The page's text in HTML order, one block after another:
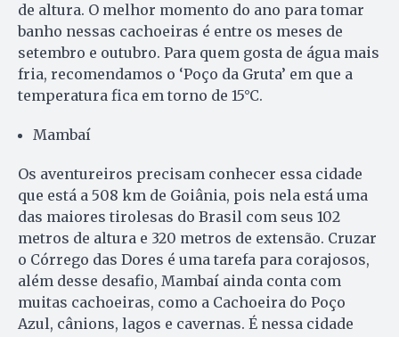
de altura. O melhor momento do ano para tomar
banho nessas cachoeiras é entre os meses de
setembro e outubro. Para quem gosta de água mais
fria, recomendamos o ‘Poço da Gruta’ em que a
temperatura fica em torno de 15°C.
Mambaí
Os aventureiros precisam conhecer essa cidade
que está a 508 km de Goiânia, pois nela está uma
das maiores tirolesas do Brasil com seus 102
metros de altura e 320 metros de extensão. Cruzar
o Córrego das Dores é uma tarefa para corajosos,
além desse desafio, Mambaí ainda conta com
muitas cachoeiras, como a Cachoeira do Poço
Azul, cânions, lagos e cavernas. É nessa cidade